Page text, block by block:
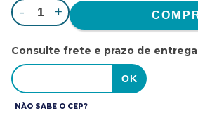
- +
Consulte frete e prazo de entrega
NÃO SABE O CEP?